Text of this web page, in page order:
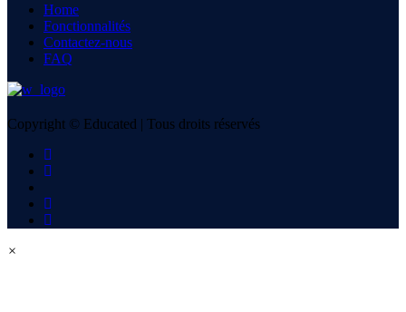
Home
Fonctionnalités
Contactez-nous
FAQ
Copyright © Educated | Tous droits réservés
×